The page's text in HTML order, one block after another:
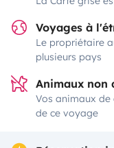
Voyages à
Le propriétaire
plusieurs pays
Animaux non
Vos animaux
de ce voyage